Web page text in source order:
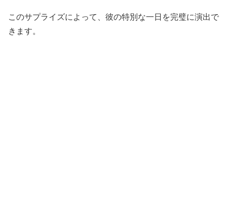
このサプライズによって、彼の特別な一日を完璧に演出で
きます。